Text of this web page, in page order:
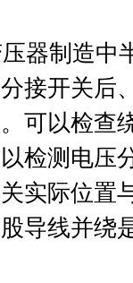
器制造中
接开关后
可以检查
检测电压
实际位置
导线并绕